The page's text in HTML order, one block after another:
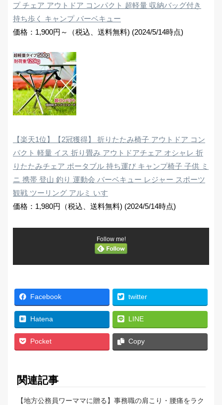
プ チェア アウトドア コンパクト 超軽量 収納バッグ付き
持ち歩く キャンプ バーベキュー
価格：1,900円～（税込、送料無料) (2024/5/14時点)
【楽天1位】【2冠獲得】 折りたたみ椅子 アウトドア コン
パクト 軽量 イス 折り畳み アウトドアチェア オシャレ 折
りたたみチェア ポータブル 持ち運び キャンプ椅子 子供 ミ
ニ 携帯 登山 釣り 運動会 バーベキュー レジャー スポーツ
観戦 ツーリング アルミ いす
価格：1,980円（税込、送料無料) (2024/5/14時点)
Follow me!
Facebook twitter
Hatena LINE
Pocket Copy
関連記事
【地方公務員ワーママに贈る】事務職の肩こり・腰痛をラク